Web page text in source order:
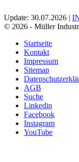
Update: 30.07.2026 |
© 2026 - Müller
Startseite
Kontakt
Impressum
Sitemap
AGB
Suche
Linkedin
Facebook
Instagram
YouTube